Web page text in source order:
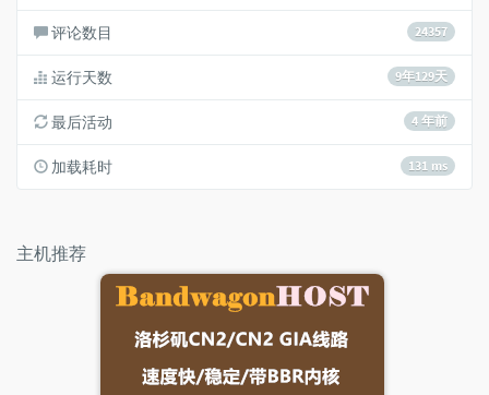
24357
评论数目
9年129天
运行天数
4 年前
最后活动
131 ms
加载耗时
主机推荐